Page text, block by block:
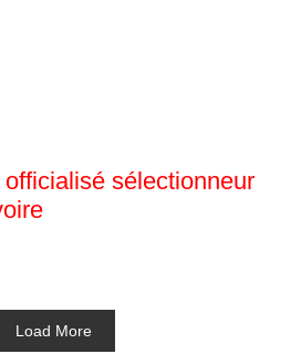
sélectionneur
Load More